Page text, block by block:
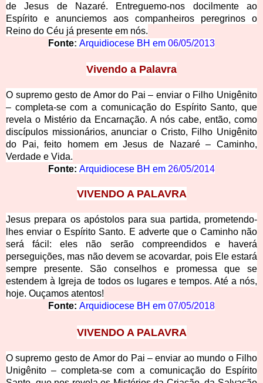
de Jesus de Nazaré. Entreguemo-nos docilmente ao
Espírito e anunciemos aos companheiros peregrinos o
Reino do Céu já presente em nós.
Fonte: Arquidiocese BH em 06/05/2013
Vivendo a Palavra
O supremo gesto de Amor do Pai – enviar o Filho Unigênito
– completa-se com a comunicação do Espírito Santo, que
revela o Mistério da Encarnação. A nós cabe, então, como
discípulos missionários, anunciar o Cristo, Filho Unigênito
do Pai, feito homem em Jesus de Nazaré – Caminho,
Verdade e Vida.
Fonte: Arquidiocese BH em 26/05/2014
VIVENDO A PALAVRA
Jesus prepara os apóstolos para sua partida, prometendo-
lhes enviar o Espírito Santo. E adverte que o Caminho não
será fácil: eles não serão compreendidos e haverá
perseguições, mas não devem se acovardar, pois Ele estará
sempre presente. São conselhos e promessa que se
estendem à Igreja de todos os lugares e tempos. Até a nós,
hoje. Ouçamos atentos!
Fonte: Arquidiocese BH em 07/05/2018
VIVENDO A PALAVRA
O supremo gesto de Amor do Pai – enviar ao mundo o Filho
Unigênito – completa-se com a comunicação do Espírito